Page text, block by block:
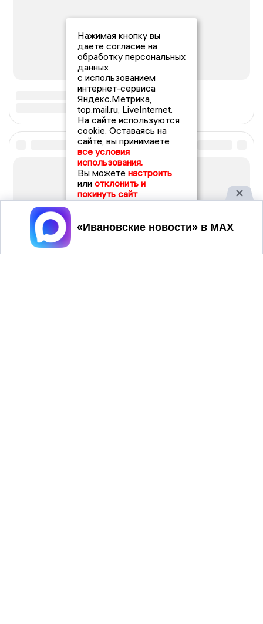
Нажимая кнопку вы
даете согласие на
обработку персональных
данных
с использованием
интернет-сервиса
Яндекс.Метрика,
top.mail.ru, LiveInternet.
На сайте используются
cookie. Оставаясь на
сайте, вы принимаете
все условия
использования.
Вы можете настроить
или отклонить и
покинуть сайт
Принять